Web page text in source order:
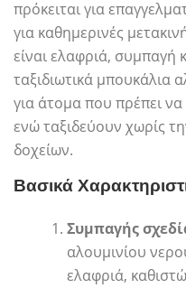
πρόκειται για
για καθημερινές
είναι ελαφριά, συμπαγή
ταξιδιωτικά μπουκάλια
για άτομα που πρέπει
ενώ ταξιδεύουν χωρίς
δοχείων.
Βασικά
Συμπαγής
αλουμινίου
ελαφριά,